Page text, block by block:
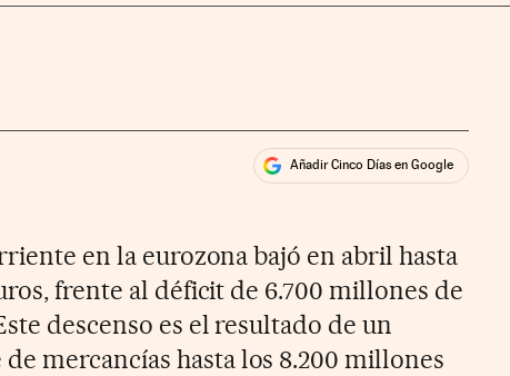
Añadir Cinco Días en Google
en la eurozona bajó en abril hasta
frente al déficit de 6.700 millones de
descenso es el resultado de un
mercancías hasta los 8.200 millones